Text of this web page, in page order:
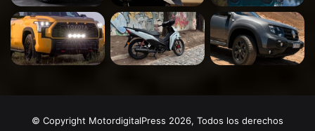
© Copyright MotordigitalPress 2026, Todos los derechos